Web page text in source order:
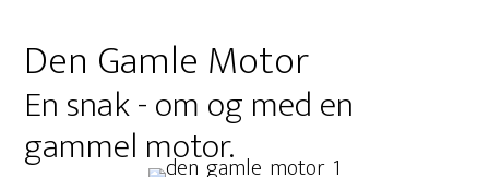
Den Gamle Motor
En snak - om og med en
gammel motor.